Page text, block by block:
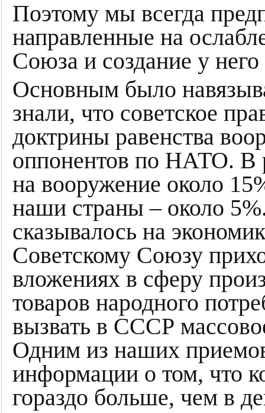
Поэтому мы всегда
направленные на
Союза и создание у
Основным было
знали, что советское
доктрины равенства
оппонентов по НАТО. В
на вооружение около
наши страны – около
сказывалось на
Советскому Союзу
вложениях в сферу
товаров народного
вызвать в СССР
Одним из наших
информации о том, что
гораздо больше, чем в